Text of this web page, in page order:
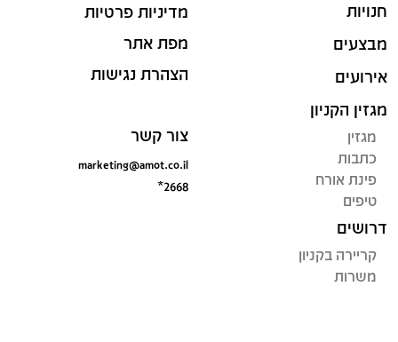
חנויות
מבצעים
אירועים
מגזין הקניון
מגזין
כתבות
פינת אורח
טיפים
דרושים
קריירה בקניון
משרות
מדיניות פרטיות
מפת אתר
הצהרת נגישות
צור קשר
marketing@amot.co.il
*2668